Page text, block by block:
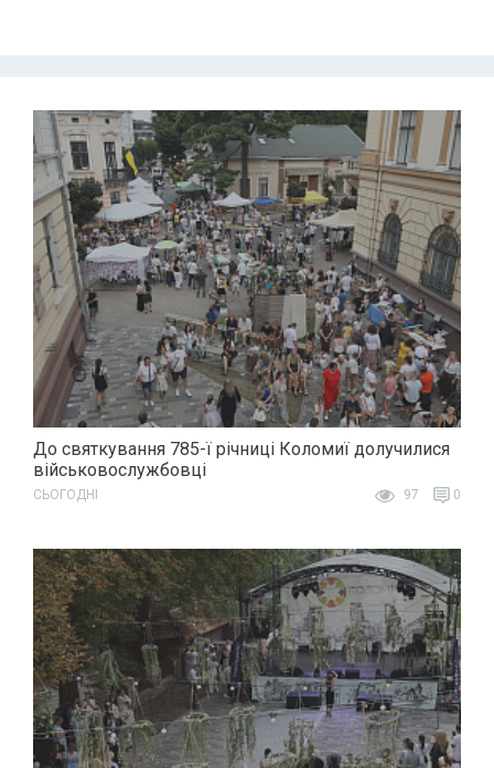
До святкування 785-ї річниці Коломиї долучилися
військовослужбовці
СЬОГОДНІ 97 0